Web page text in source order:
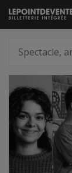
Passer
au
artiste,
lieu...